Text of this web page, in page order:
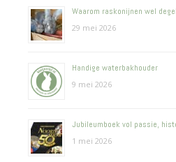
Waarom raskonijnen wel
29 mei 2026
Handige waterbakhouder
9 mei 2026
Jubileumboek vol passie,
1 mei 2026